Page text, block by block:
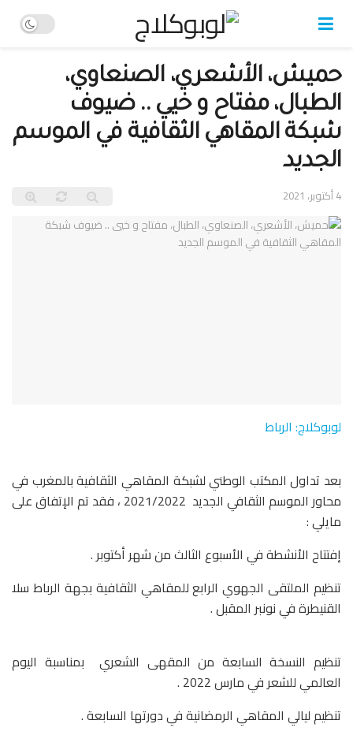
حميش، الأشعري، الصنعاوي،
الطبال، مفتاح و خيي .. ضيوف
شبكة المقاهي الثقافية في الموسم
الجديد
4 أكتوبر، 2021
لوبوكلاج: الرباط
بعد تداول المكتب الوطني لشبكة المقاهي الثقافية بالمغرب في
محاور الموسم الثقافي الجديد 2021/2022 ، فقد تم الإتفاق على
مايلي :
إفتتاح الأنشطة في الأسبوع الثالث من شهر أكتوبر .
تنظيم الملتقى الجهوي الرابع للمقاهي الثقافية بجهة الرباط سلا
القنيطرة في نونبر المقبل .
تنظيم النسخة السابعة من المقهى الشعري بمناسبة اليوم
العالمي للشعر في مارس 2022 .
تنظيم ليالي المقاهي الرمضانية في دورتها السابعة .